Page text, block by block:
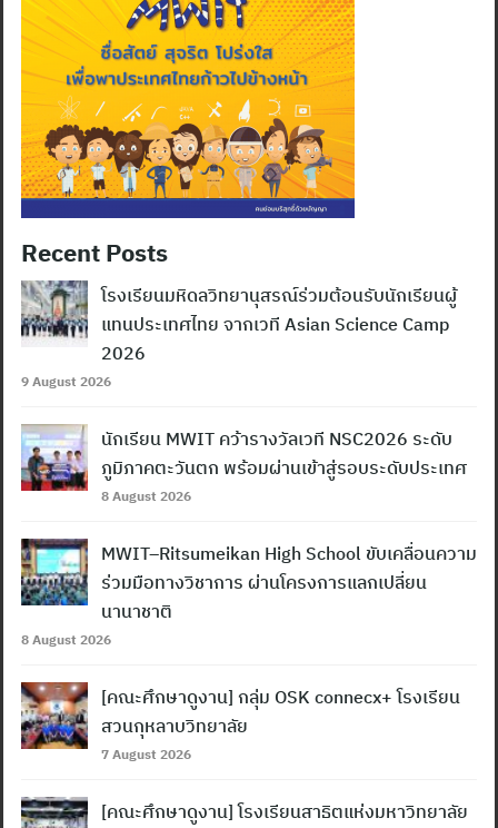
Recent Posts
โรงเรียนมหิดลวิทยานุสรณ์ร่วมต้อนรับนักเรียนผู้
แทนประเทศไทย จากเวที Asian Science Camp
2026
9 August 2026
นักเรียน MWIT คว้ารางวัลเวที NSC2026 ระดับ
ภูมิภาคตะวันตก พร้อมผ่านเข้าสู่รอบระดับประเทศ
8 August 2026
MWIT–Ritsumeikan High School ขับเคลื่อนความ
ร่วมมือทางวิชาการ ผ่านโครงการแลกเปลี่ยน
นานาชาติ
8 August 2026
[คณะศึกษาดูงาน] กลุ่ม OSK connecx+ โรงเรียน
สวนกุหลาบวิทยาลัย
7 August 2026
[คณะศึกษาดูงาน] โรงเรียนสาธิตแห่งมหาวิทยาลัย